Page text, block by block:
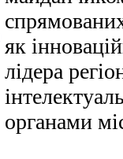
як
лідера
органами